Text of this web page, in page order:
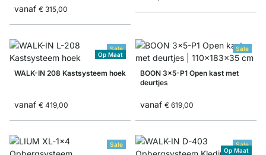
vanaf € 315,00
Sale
Op Maat
WALK-IN 208 Kastsysteem hoek
vanaf € 419,00
Sale
BOON 3x5-P1 Open kast met
deurtjes
vanaf € 619,00
Sale
Sale
Op Maat